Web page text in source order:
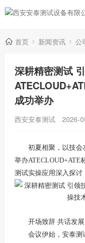
首页 新闻资讯 公
深耕精密测试
成功举办
西安安泰测试 2026-
初夏相聚，以技会
举办ATECLOUD+ATE
测试实操应用深入探讨
开场致辞 共话发展
会议伊始，安泰测